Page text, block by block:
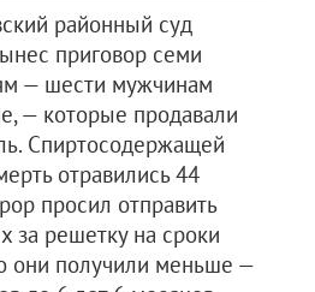
районный суд
приговор семи
— шести мужчинам
— которые продавали
Спиртосодержащей
отравились 44
просил отправить
за решетку на сроки
они получили меньше —